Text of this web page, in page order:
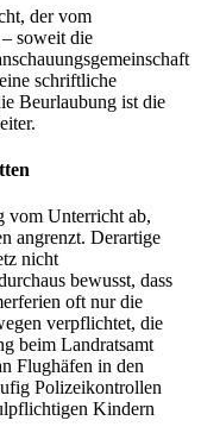
der vom
soweit die
schriftliche
Beurlaubung ist die
vom Unterricht ab,
angrenzt. Derartige
nicht
bewusst, dass
oft nur die
verpflichtet, die
beim Landratsamt
Flughäfen in den
Polizeikontrollen
Kindern